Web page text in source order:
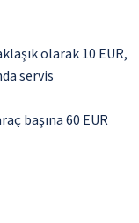
olarak 10 EUR,
servis
başına 60 EUR